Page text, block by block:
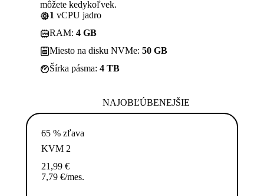
môžete kedykoľvek.
1 vCPU jadro
RAM: 4 GB
Miesto na disku NVMe: 50 GB
Šírka pásma: 4 TB
NAJOBĽÚBENEJŠIE
65 % zľava
KVM 2
21,99 €
7,79 €/mes.